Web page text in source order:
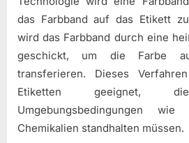
das Farbband auf das Etikett
wird das Farbband durch eine
geschickt, um die Farbe
transferieren. Dieses
Etiketten geeignet, die
Umgebungsbedingungen
Chemikalien standhalten müssen.